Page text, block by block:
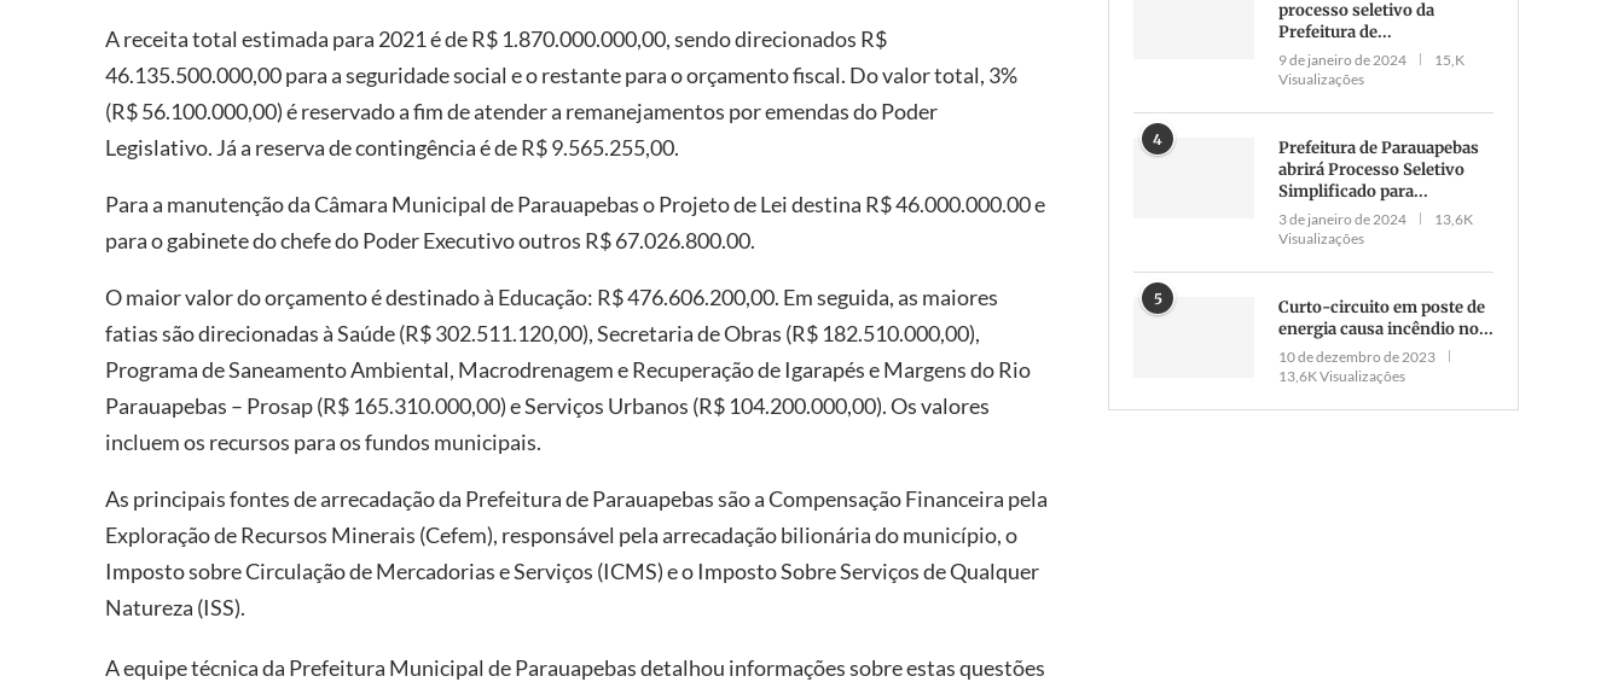
A receita total estimada para 2021 é de R$ 1.870.000.000,00, sendo direcionados R$
46.135.500.000,00 para a seguridade social e o restante para o orçamento fiscal. Do valor total, 3%
(R$ 56.100.000,00) é reservado a fim de atender a remanejamentos por emendas do Poder
Legislativo. Já a reserva de contingência é de R$ 9.565.255,00.
Para a manutenção da Câmara Municipal de Parauapebas o Projeto de Lei destina R$ 46.000.000.00 e
para o gabinete do chefe do Poder Executivo outros R$ 67.026.800.00.
O maior valor do orçamento é destinado à Educação: R$ 476.606.200,00. Em seguida, as maiores
fatias são direcionadas à Saúde (R$ 302.511.120,00), Secretaria de Obras (R$ 182.510.000,00),
Programa de Saneamento Ambiental, Macrodrenagem e Recuperação de Igarapés e Margens do Rio
Parauapebas – Prosap (R$ 165.310.000,00) e Serviços Urbanos (R$ 104.200.000,00). Os valores
incluem os recursos para os fundos municipais.
As principais fontes de arrecadação da Prefeitura de Parauapebas são a Compensação Financeira pela
Exploração de Recursos Minerais (Cefem), responsável pela arrecadação bilionária do município, o
Imposto sobre Circulação de Mercadorias e Serviços (ICMS) e o Imposto Sobre Serviços de Qualquer
Natureza (ISS).
A equipe técnica da Prefeitura Municipal de Parauapebas detalhou informações sobre estas questões
processo seletivo da
Prefeitura de...
9 de janeiro de 2024
15,K
Visualizações
4
Prefeitura de Parauapebas
abrirá Processo Seletivo
Simplificado para...
3 de janeiro de 2024
13,6K
Visualizações
5
Curto-circuito em poste de
energia causa incêndio no...
10 de dezembro de 2023
13,6K Visualizações